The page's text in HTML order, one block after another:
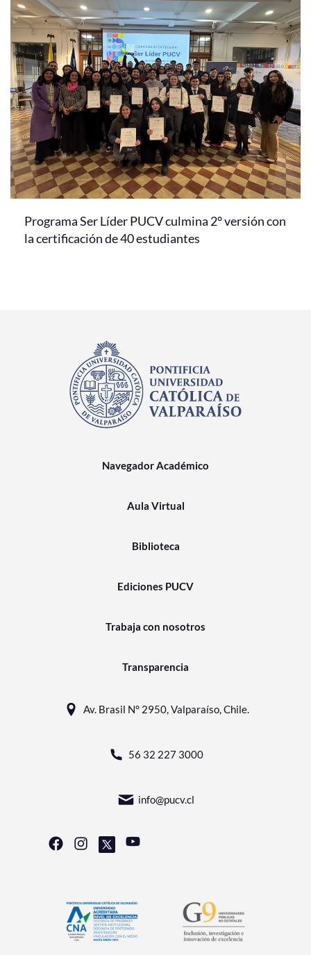
Programa Ser Líder PUCV culmina 2° versión con
la certificación de 40 estudiantes
Navegador Académico
Aula Virtual
Biblioteca
Ediciones PUCV
Trabaja con nosotros
Transparencia
Av. Brasil N° 2950, Valparaíso, Chile.
56 32 227 3000
info@pucv.cl